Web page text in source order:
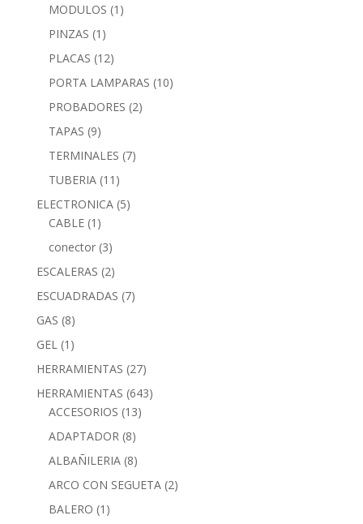
MODULOS (1)
PINZAS (1)
PLACAS (12)
PORTA LAMPARAS (10)
PROBADORES (2)
TAPAS (9)
TERMINALES (7)
TUBERIA (11)
ELECTRONICA (5)
CABLE (1)
conector (3)
ESCALERAS (2)
ESCUADRADAS (7)
GAS (8)
GEL (1)
HERRAMIENTAS (27)
HERRAMIENTAS (643)
ACCESORIOS (13)
ADAPTADOR (8)
ALBAÑILERIA (8)
ARCO CON SEGUETA (2)
BALERO (1)